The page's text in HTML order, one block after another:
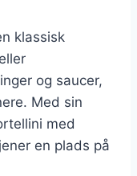
klassisk
og saucer,
Med sin
med
en plads på